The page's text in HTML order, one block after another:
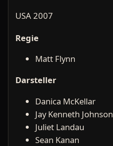
USA 2007
Regie
Matt Flynn
Darsteller
Danica McKellar
Jay Kenneth Johnson
Juliet Landau
Sean Kanan